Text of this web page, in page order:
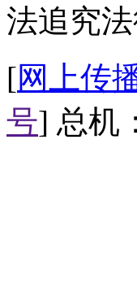
印度男子
度教猴神
一条真正
该缺陷不
这是很常
法追究法
[网上传
号] 总机